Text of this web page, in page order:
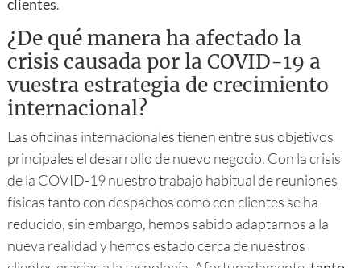
clientes.
¿De qué manera ha afectado la
crisis causada por la COVID-19 a
vuestra estrategia de crecimiento
internacional?
Las oficinas internacionales tienen entre sus objetivos
principales el desarrollo de nuevo negocio. Con la crisis
de la COVID-19 nuestro trabajo habitual de reuniones
físicas tanto con despachos como con clientes se ha
reducido, sin embargo, hemos sabido adaptarnos a la
nueva realidad y hemos estado cerca de nuestros